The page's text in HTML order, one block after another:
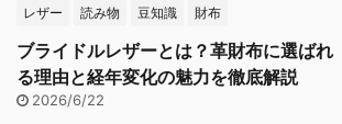
レザー 読み物 豆知識 財布
ブライドルレザーとは？革財布に選ばれ
る理由と経年変化の魅力を徹底解説
2026/6/22